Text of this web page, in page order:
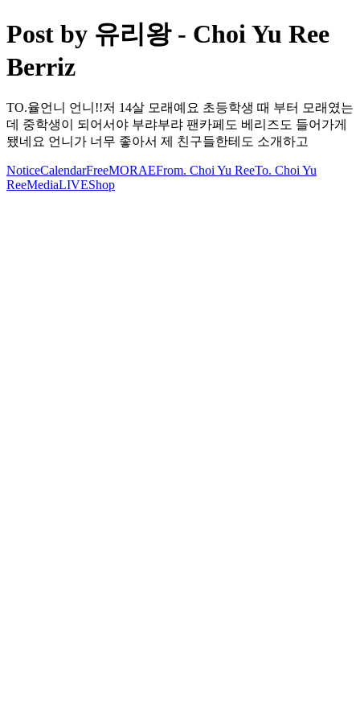
Post by 유리왕 - Choi Yu Ree
Berriz
TO.율언니 언니!!저 14살 모래예요 초등학생 때 부터 모래였는
데 중학생이 되어서야 부랴부랴 팬카페도 베리즈도 들어가게
됐네요 언니가 너무 좋아서 제 친구들한테도 소개하고
NoticeCalendarFreeMORAEFrom. Choi Yu ReeTo. Choi Yu
ReeMediaLIVEShop